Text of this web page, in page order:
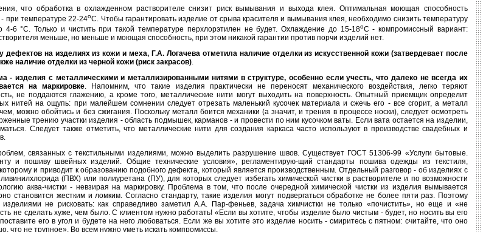
что обработка в охлажденном растворителе снизит риск вымывания и выхода клея. Оптимальная моющая способность
при температуре 22-24oС. Чтобы гарантировать изделие от срыва красителя и вымывания клея, необходимо снизить температуру
4-6 °С. Только и чистить при такой температуре перхлорэтилен не будет. Охлаждение до 15-18oС - компромиссный вариант:
меньше, но меньше и моющая способность, при этом никакой гарантии против порчи изделий нет.
дефектов на изделиях из кожи и меха, Г.А. Логачева отметила наличие отделки из искусственной кожи (затвердевает после
наличие отделки из черной кожи (риск закрасов).
- изделия с металлическими и металлизированными нитями в структуре, особенно если учесть, что далеко не всегда их
на маркировке. Напомним, что такие изделия практически не переносят механического воздействия, легко теряют
не поддаются глажению, а кроме того, металлические нити могут выходить на поверхность. Опытный приемщик определит
нитей на ощупь: при малейшем сомнении следует отрезать маленький кусочек материала и сжечь его - все сгорит, а металл
можно обойтись и без сжигания. Поскольку металл боится механики (а значит, и трения в процессе носки), следует осмотреть
трению участки изделия - область подмышек, карманов - и провести по ним кусочком ваты. Если вата остается на изделии,
Следует также отметить, что металлические нити для создания каркаса часто используют в производстве свадебных и
связанных с текстильными изделиями, можно выделить разрушение швов. Существует ГОСТ 51306-99 «Услуги бытовые.
и пошиву швейных изделий. Общие технические условия», регламентирую-щий стандарты пошива одежды из текстиля,
и приводит к образованию подобного дефекта, который является производственным. Отдельный разговор - об изделиях с
(ПВХ) или полиуретана (ПУ), для которых следует избегать химической чистки в растворителе и по возможности
аква-чистки - невзирая на маркировку. Проблема в том, что после очередной химической чистки из изделия вымывается
становится жестким и ломким. Согласно стандарту, такие изделия могут подвергаться обработке не более пяти раз. Поэтому
не рисковать: как справедливо заметил А.А. Пар-феньев, задача химчистки не только «почистить», но еще и «не
не сделать хуже, чем было. С клиентом нужно работать! «Если вы хотите, чтобы изделие было чистым - будет, но носить вы его
его в угол и будете на него любоваться. Если же вы хотите это изделие носить - смиритесь с пятном: считайте, что оно
что не трупное». Во всем нужно уметь искать компромиссы.